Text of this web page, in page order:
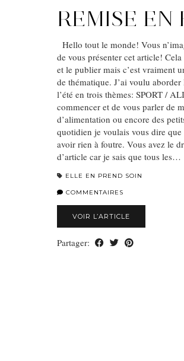
REMISE EN
Hello tout le monde! Vous
de vous présenter cet article!
et le publier mais c’est vraiment
de thématique. J’ai voulu
l’été en trois thèmes: SPORT /
commencer et de vous parler de
d’alimentation ou encore des
quotidien je voulais vous dire que
avoir rien à foutre. Vous avez le
d’article car je sais que tous les…
ELLE EN PREND SOIN
COMMENTAIRES
VOIR L’ARTICLE
Partager: